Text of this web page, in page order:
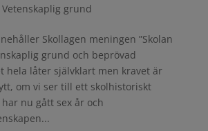
Vetenskaplig grund
Skollagen meningen ”Skolan
grund och beprövad
hela låter självklart men kravet är
om vi ser till ett skolhistoriskt
nu gått sex år och